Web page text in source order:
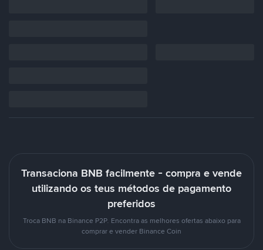
Transaciona BNB facilmente - compra e vende
utilizando os teus métodos de pagamento
preferidos
Troca BNB na Binance P2P. Encontra as melhores ofertas abaixo para
comprar e vender Binance Coin